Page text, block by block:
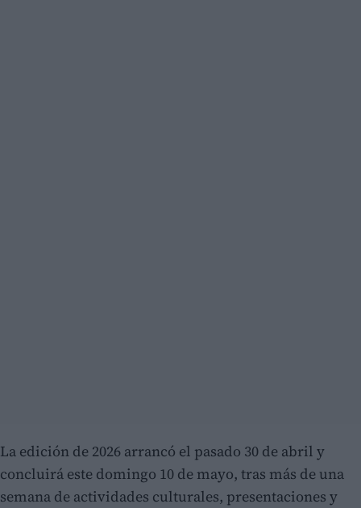
La edición de 2026 arrancó el pasado 30 de abril y
concluirá este domingo 10 de mayo, tras más de una
semana de actividades culturales, presentaciones y